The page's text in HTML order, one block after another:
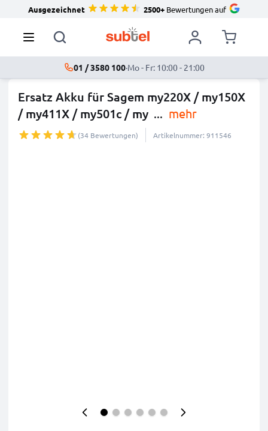
Ausgezeichnet 2500+Bewertungen auf
01 / 3580 100·Mo - Fr: 10:00 - 21:00
Ersatz Akku für Sagem my220X / my150X
/ my411X / my501c / my ... mehr
(34 Bewertungen) Artikelnummer: 911546